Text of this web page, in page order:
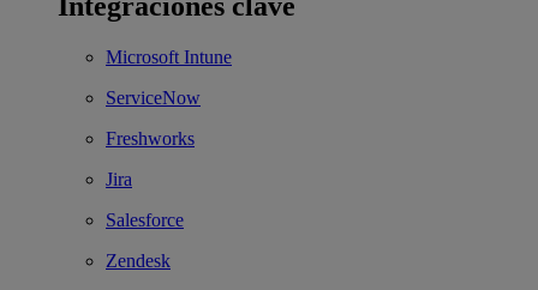
Microsoft Intune
ServiceNow
Freshworks
Jira
Salesforce
Zendesk